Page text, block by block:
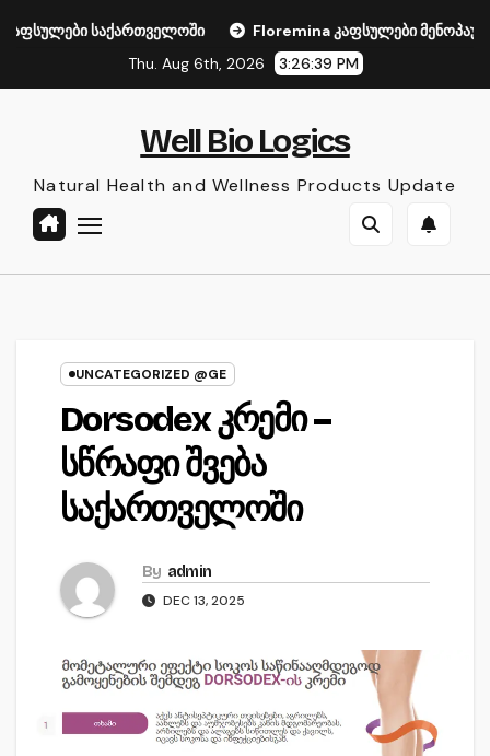
Floremina კაფსულები მენოპაუზისთვის
Thu. Aug 6th, 2026
3:26:41 PM
Well Bio Logics
Natural Health and Wellness Products Update
UNCATEGORIZED @GE
Dorsodex კრემი –
სწრაფი შვება
საქართველოში
By admin
DEC 13, 2025